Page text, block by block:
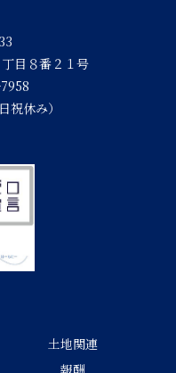
目８番２１号
祝休み）
土地関連